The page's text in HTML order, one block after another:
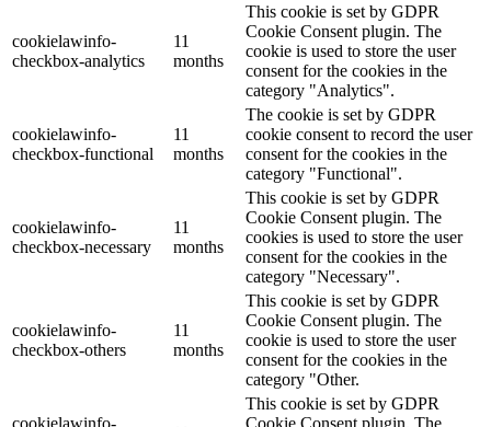
cookielawinfo-
checkbox-analytics
11
months
This cookie is set by GDPR
Cookie Consent plugin. The
cookie is used to store the user
consent for the cookies in the
category "Analytics".
cookielawinfo-
checkbox-functional
11
months
The cookie is set by GDPR
cookie consent to record the user
consent for the cookies in the
category "Functional".
cookielawinfo-
checkbox-necessary
11
months
This cookie is set by GDPR
Cookie Consent plugin. The
cookies is used to store the user
consent for the cookies in the
category "Necessary".
cookielawinfo-
checkbox-others
11
months
This cookie is set by GDPR
Cookie Consent plugin. The
cookie is used to store the user
consent for the cookies in the
category "Other.
cookielawinfo-
This cookie is set by GDPR
Cookie Consent plugin. The